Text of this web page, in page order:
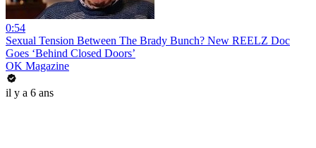
0:54
Sexual Tension Between The Brady Bunch? New REELZ Doc
Goes ‘Behind Closed Doors’
OK Magazine
il y a 6 ans